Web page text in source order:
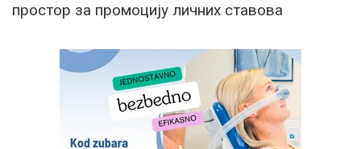
простор за промоцију личних ставова